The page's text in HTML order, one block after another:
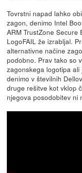
Tovrstni napad lahko
zagon, denimo Intel
ARM TrustZone Secure
LogoFAIL že izrabljal.
alternativne načine
podobno. Prav tako so
zagonskega logotipa
denimo v številnih
druge rešitve kot vklop
njegova posodobitev ni